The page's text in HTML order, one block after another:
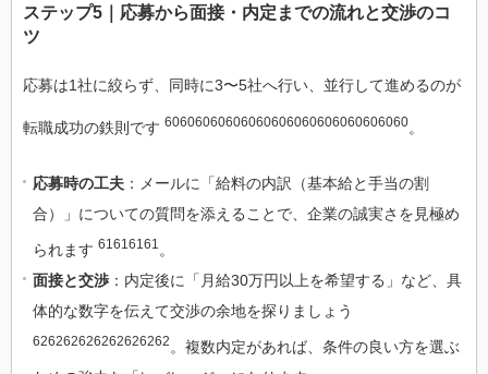
ステップ5｜応募から面接・内定までの流れと交渉のコ
ツ
応募は1社に絞らず、同時に3〜5社へ行い、並行して進めるのが
転職成功の鉄則です 60606060606060606060606060606060。
応募時の工夫 ：メールに「給料の内訳（基本給と手当の割
合）」についての質問を添えることで、企業の誠実さを見極め
られます 61616161 。
面接と交渉 ：内定後に「月給30万円以上を希望する」など、具
体的な数字を伝えて交渉の余地を探りましょう
626262626262626262 。複数内定があれば、条件の良い方を選ぶ